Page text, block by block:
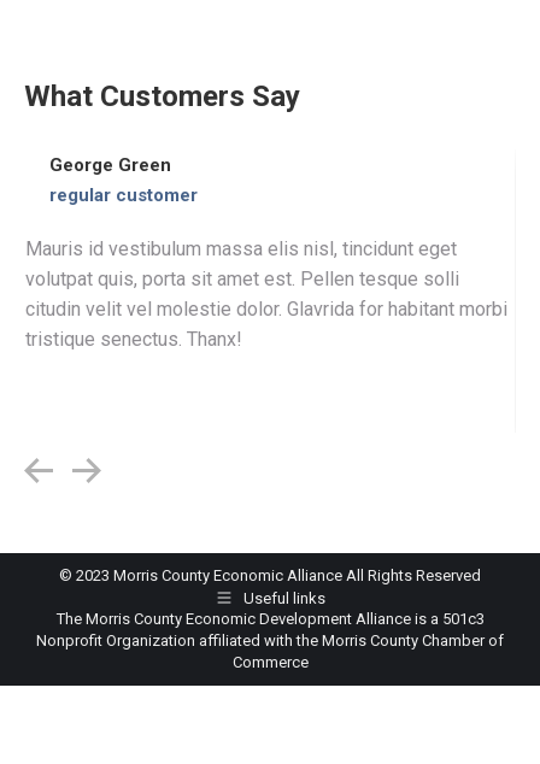
What Customers Say
George Green
regular customer
Mauris id vestibulum massa elis nisl, tincidunt eget
volutpat quis, porta sit amet est. Pellen tesque solli
citudin velit vel molestie dolor. Glavrida for habitant morbi
tristique senectus. Thanx!
© 2023 Morris County Economic Alliance All Rights Reserved
Useful links
The Morris County Economic Development Alliance is a 501c3
Nonprofit Organization affiliated with the Morris County Chamber of
Commerce